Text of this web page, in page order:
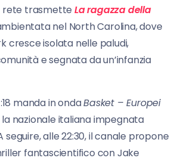
rete trasmetteLa ragazza della
nel North Carolina, dove
cresce isolata nelle paludi,
e segnata da un’infanzia
manda in ondaBasket – Europei
la nazionale italiana impegnata
seguire, alle 22:30, il canale propone
fantascientifico con Jake